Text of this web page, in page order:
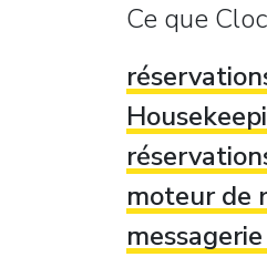
Ce que
moteur de